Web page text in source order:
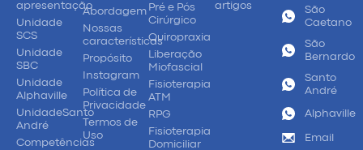
apresentação
Unidade
SCS
Unidade
SBC
Unidade
Alphaville
UnidadeSanto
André
Competências
Abordagem
Nossas
características
Propósito
Instagram
Política de
Privacidade
Termos de
Uso
Pré e Pós
Cirúrgico
Quiropraxia
Liberação
Miofascial
Fisioterapia
ATM
RPG
Fisioterapia
Domiciliar
artigos
São
Caetano
São
Bernardo
Santo
André
Alphaville
Email